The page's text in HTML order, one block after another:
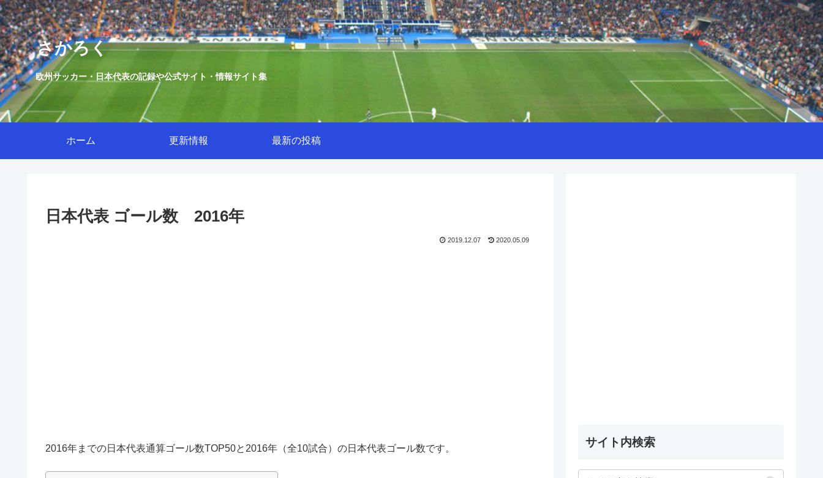
さかろく
欧州サッカー・日本代表の記録や公式サイト・情報サイト集
ホーム 更新情報 最新の投稿
日本代表 ゴール数 2016年
2019.12.07 2020.05.09
2016年までの日本代表通算ゴール数TOP50と2016年（全10試合）の日本代表ゴール数です。 サイト内検索